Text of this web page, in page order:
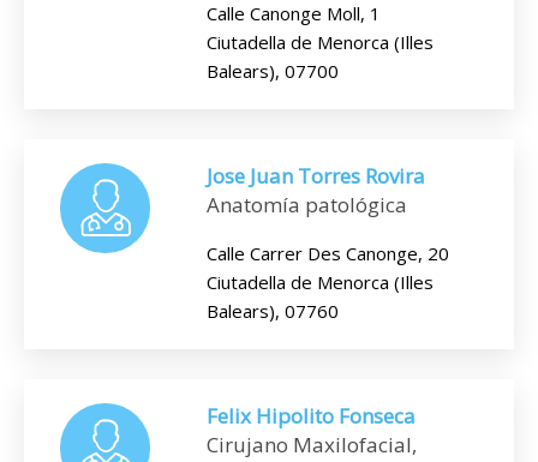
Calle Canonge Moll, 1
Ciutadella de Menorca (Illes
Balears), 07700
Jose Juan Torres Rovira
Anatomía patológica
Calle Carrer Des Canonge, 20
Ciutadella de Menorca (Illes
Balears), 07760
Felix Hipolito Fonseca
Cirujano Maxilofacial,